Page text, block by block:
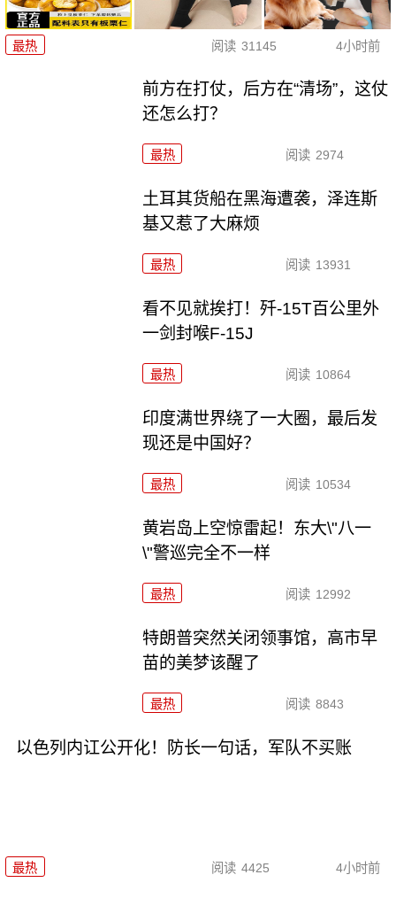
最热 阅读 31145 4小时前
前方在打仗，后方在“清场”，这仗
还怎么打？
最热 阅读 2974
土耳其货船在黑海遭袭，泽连斯
基又惹了大麻烦
最热 阅读 13931
看不见就挨打！歼-15T百公里外
一剑封喉F-15J
最热 阅读 10864
印度满世界绕了一大圈，最后发
现还是中国好？
最热 阅读 10534
黄岩岛上空惊雷起！东大\"八一
\"警巡完全不一样
最热 阅读 12992
特朗普突然关闭领事馆，高市早
苗的美梦该醒了
最热 阅读 8843
以色列内讧公开化！防长一句话，军队不买账
最热 阅读 4425 4小时前